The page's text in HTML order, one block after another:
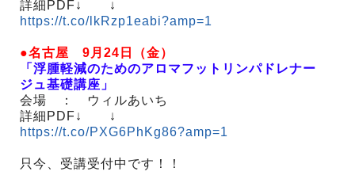
詳細PDF↓ ↓
https://t.co/lkRzp1eabi?amp=1
●名古屋 9月24日（金）
「浮腫軽減のためのアロマフットリンパドレナー
ジュ基礎講座」
会場 ： ウィルあいち
詳細PDF↓ ↓
https://t.co/PXG6PhKg86?amp=1
只今、受講受付中です！！